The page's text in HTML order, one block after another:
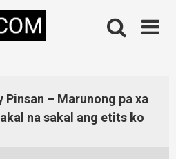
– Marunong pa xa
na sakal ang etits ko